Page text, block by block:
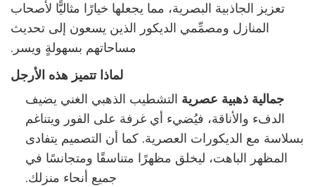
تعزيز الجاذبية البصرية، مما يجعلها خيارًا مثاليًّا لأصحاب
المنازل ومصمِّمي الديكور الذين يسعون إلى تحديث
مساحاتهم بسهولةٍ ويسر.
لماذا تتميز هذه الأرجل
جمالية ذهبية عصرية التشطيب الذهبي الغني يضيف
الدفء والأناقة، فيُضيء أي غرفة على الفور ويتناغم
بسلاسة مع الديكورات العصرية. كما أن التصميم يتفادى
المظهر الباهت، ليخلق مظهرًا متناسقًا ومتجانسًا في
جميع أنحاء منزلك.